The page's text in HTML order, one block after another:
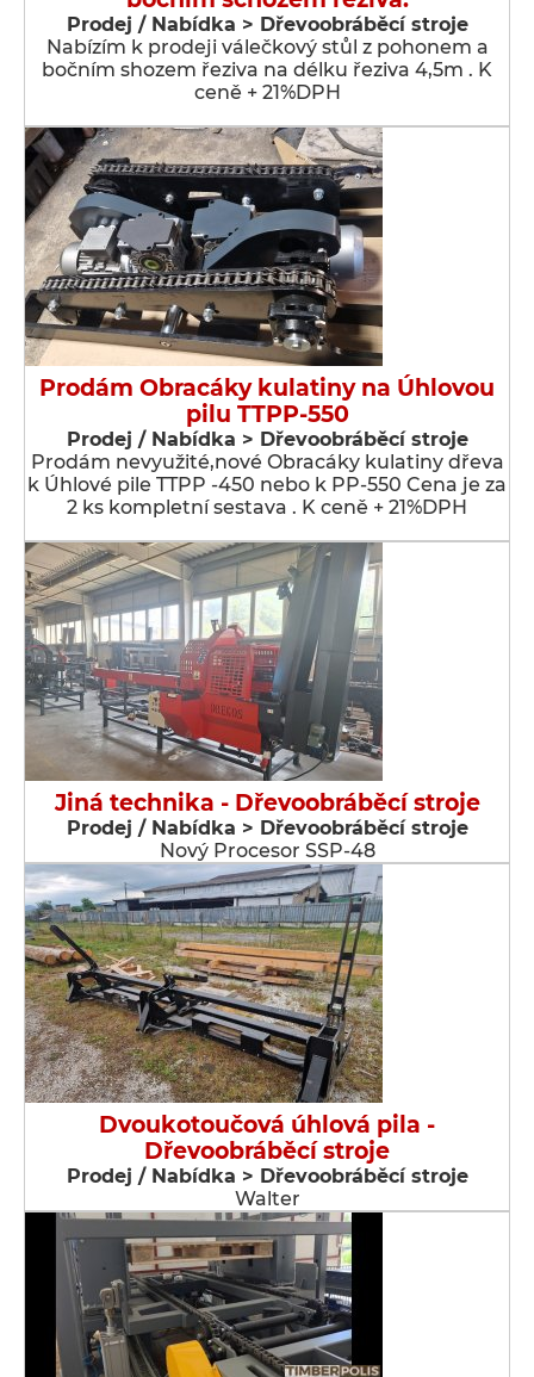
Prodej / Nabídka > Dřevoobráběcí stroje
Nabízím k prodeji válečkový stůl z pohonem a
bočním shozem řeziva na délku řeziva 4,5m . K
ceně + 21%DPH
Prodám Obracáky kulatiny na Úhlovou
pilu TTPP-550
Prodej / Nabídka > Dřevoobráběcí stroje
Prodám nevyužité,nové Obracáky kulatiny dřeva
k Úhlové pile TTPP -450 nebo k PP-550 Cena je za
2 ks kompletní sestava . K ceně + 21%DPH
Jiná technika - Dřevoobráběcí stroje
Prodej / Nabídka > Dřevoobráběcí stroje
Nový Procesor SSP-48
Dvoukotoučová úhlová pila -
Dřevoobráběcí stroje
Prodej / Nabídka > Dřevoobráběcí stroje
Walter